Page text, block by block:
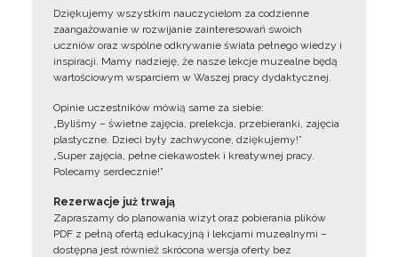
Dziękujemy wszystkim nauczycielom za codzienne
zaangażowanie w rozwijanie zainteresowań swoich
uczniów oraz wspólne odkrywanie świata pełnego wiedzy i
inspiracji. Mamy nadzieję, że nasze lekcje muzealne będą
wartościowym wsparciem w Waszej pracy dydaktycznej.
Opinie uczestników mówią same za siebie:
„Byliśmy – świetne zajęcia, prelekcja, przebieranki, zajęcia
plastyczne. Dzieci były zachwycone, dziękujemy!”
„Super zajęcia, pełne ciekawostek i kreatywnej pracy.
Polecamy serdecznie!”
Rezerwacje już trwają
Zapraszamy do planowania wizyt oraz pobierania plików
PDF z pełną ofertą edukacyjną i lekcjami muzealnymi –
dostępna jest również skrócona wersja oferty bez